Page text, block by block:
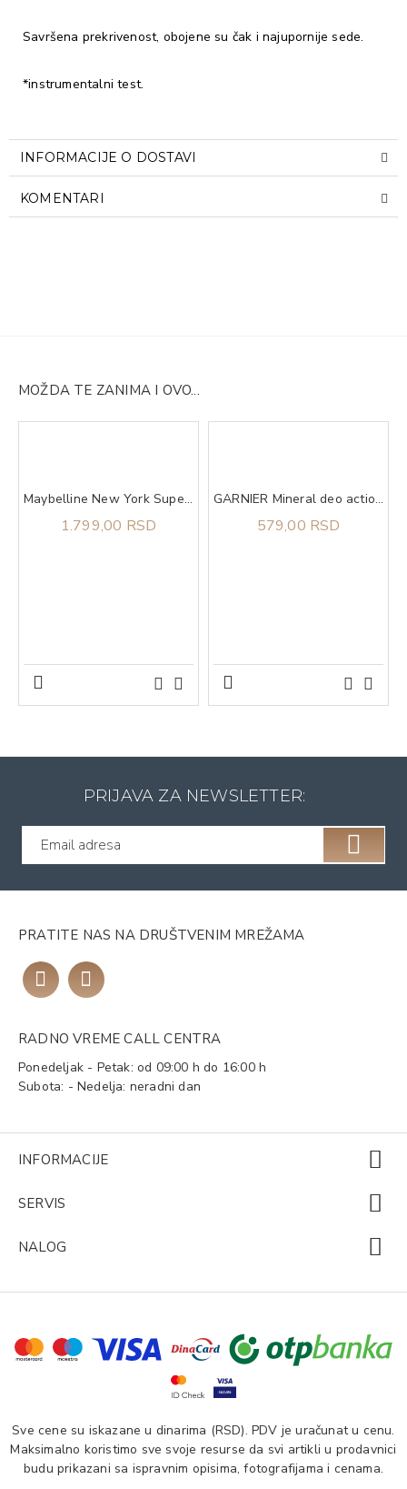
Savršena prekrivenost, obojene su čak i najupornije sede.
*instrumentalni test.
INFORMACIJE O DOSTAVI
KOMENTARI
MOŽDA TE ZANIMA I OVO...
Maybelline New York Super Stay Lumi Matte tečni puder 140​
1.799,00 RSD
GARNIER Mineral deo action control thermic 72h sprej 150 ml
579,00 RSD
PRIJAVA ZA NEWSLETTER:
PRATITE NAS NA DRUŠTVENIM MREŽAMA
RADNO VREME CALL CENTRA
Ponedeljak - Petak: od 09:00 h do 16:00 h
Subota: - Nedelja: neradni dan
INFORMACIJE
SERVIS
NALOG
Sve cene su iskazane u dinarima (RSD). PDV je uračunat u cenu.
Maksimalno koristimo sve svoje resurse da svi artikli u prodavnici
budu prikazani sa ispravnim opisima, fotografijama i cenama.